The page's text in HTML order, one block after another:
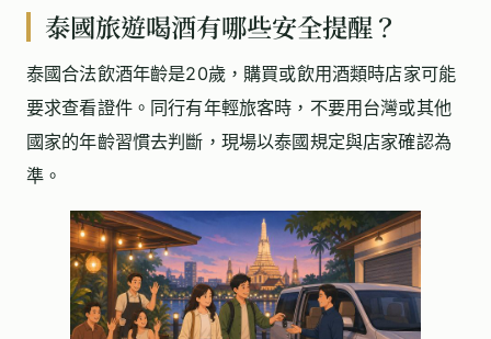
泰國旅遊喝酒有哪些安全提醒？
泰國合法飲酒年齡是20歲，購買或飲用酒類時店家可能
要求查看證件。同行有年輕旅客時，不要用台灣或其他
國家的年齡習慣去判斷，現場以泰國規定與店家確認為
準。